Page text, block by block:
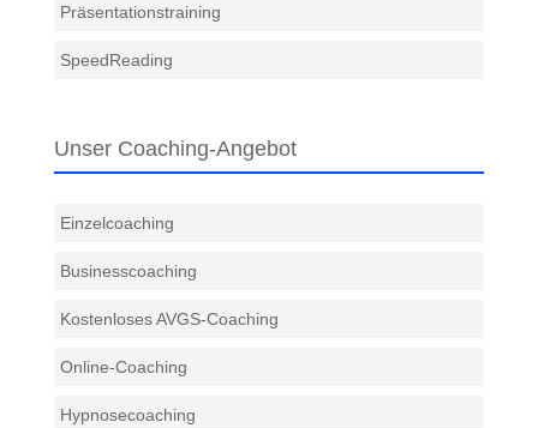
Präsentationstraining
SpeedReading
Unser Coaching-Angebot
Einzelcoaching
Businesscoaching
Kostenloses AVGS-Coaching
Online-Coaching
Hypnosecoaching